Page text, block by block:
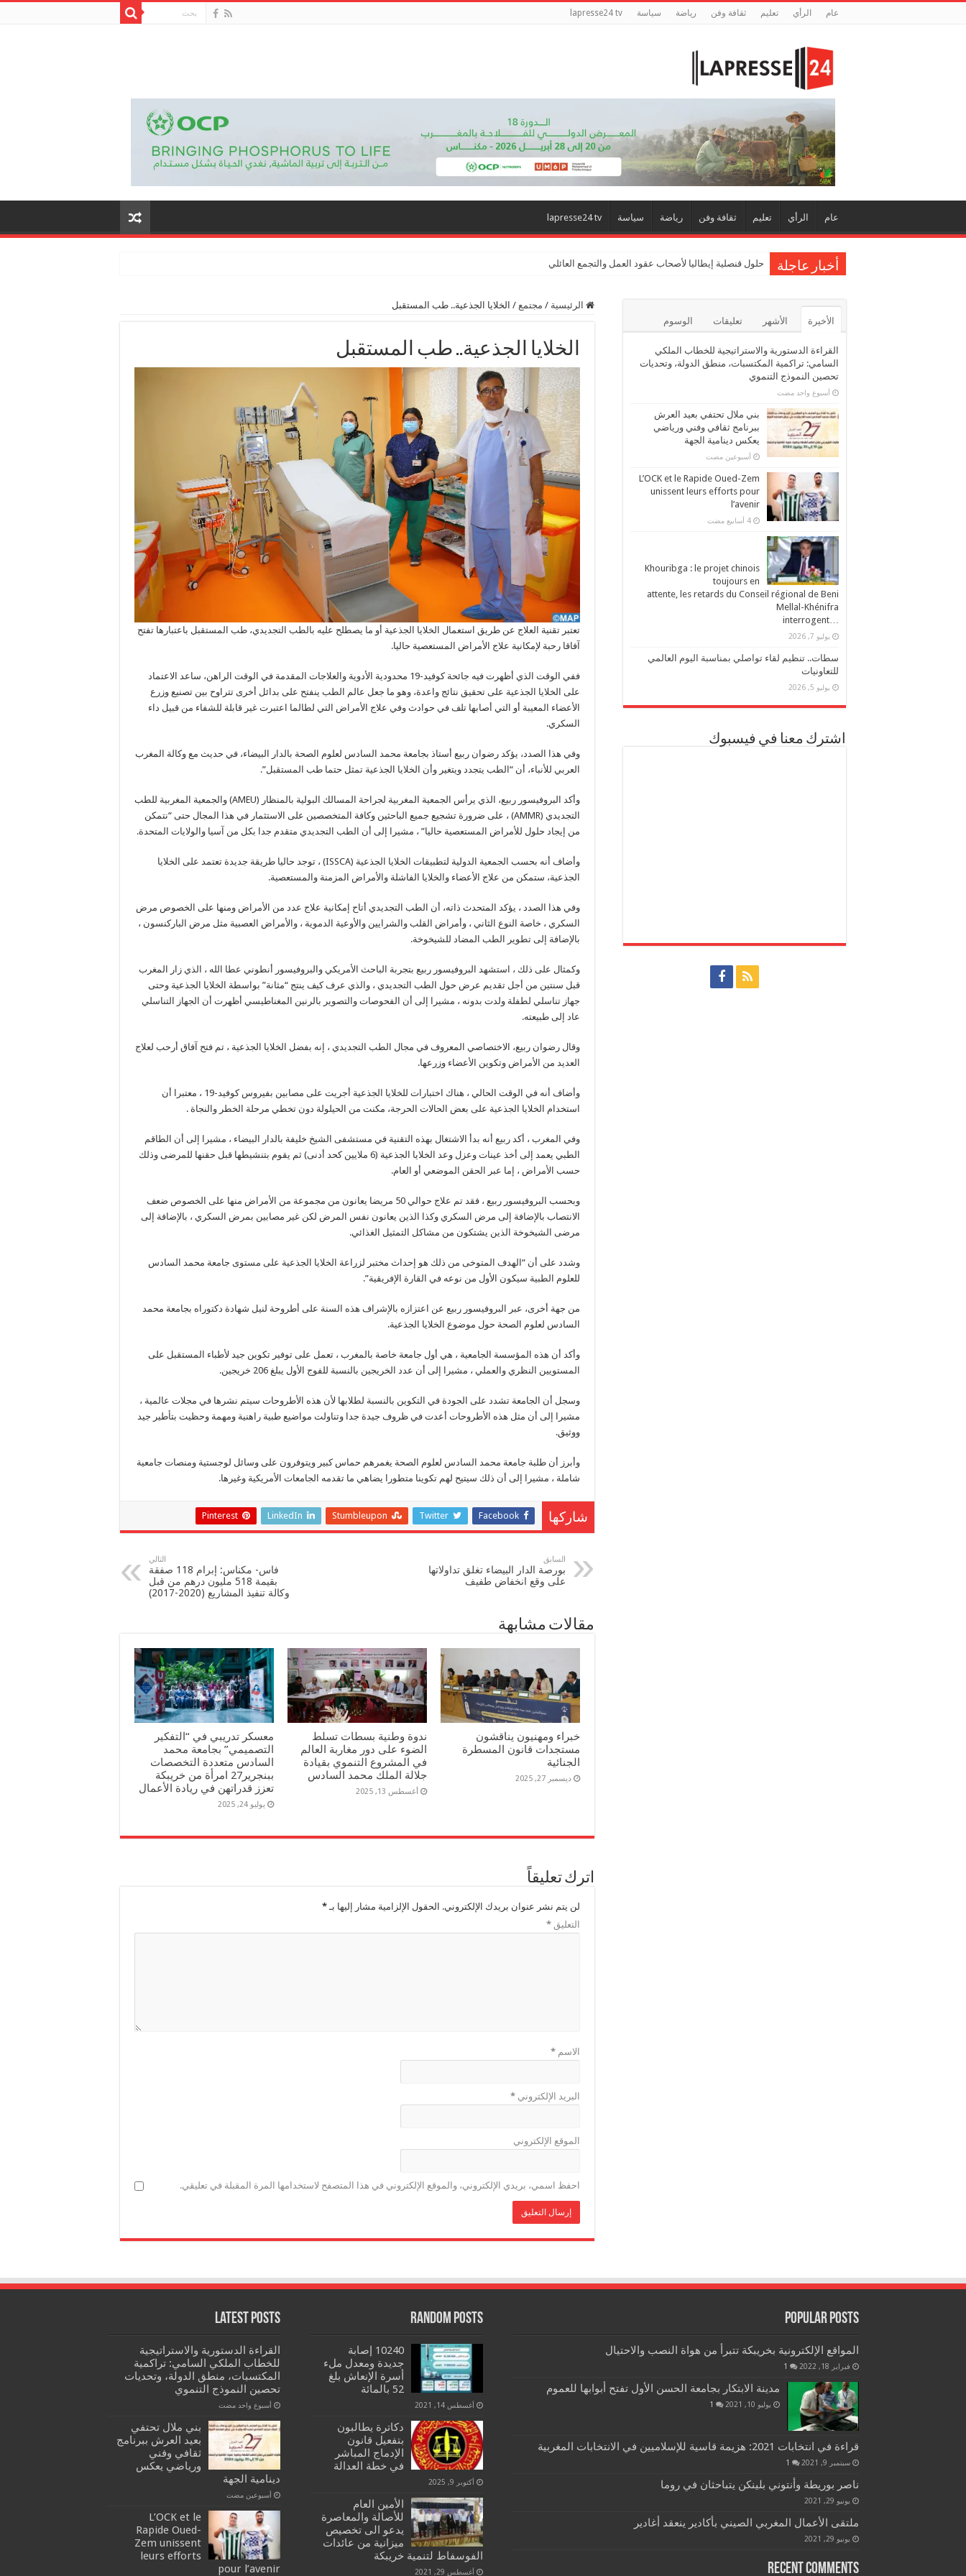
عام الرأي تعليم ثقافة وفن رياضة سياسة lapresse24 tv
عام الرأي تعليم ثقافة وفن رياضة سياسة lapresse24 tv
أخبار عاجلة حلول قنصلية إيطاليا لأصحاب عقود العمل والتجمع العائلي
الرئيسية / مجتمع / الخلايا الجذعية.. طب المستقبل
الخلايا الجذعية.. طب المستقبل
تعتبر تقنية العلاج عن طريق استعمال الخلايا الجذعية أو ما يصطلح عليه بالطب التجديدي، طب المستقبل باعتبارها تفتح
آفاقا رحبة لإمكانية علاج الأمراض المستعصية حاليا.
ففي الوقت الذي أظهرت فيه جائحة كوفيد-19 محدودية الأدوية والعلاجات المقدمة في الوقت الراهن، ساعد الاعتماد
على الخلايا الجذعية على تحقيق نتائج واعدة، وهو ما جعل عالم الطب ينفتح على بدائل أخرى تتراوح بين تصنيع وزرع
الأعضاء المعيبة أو التي أصابها تلف في حوادث وفي علاج الأمراض التي لطالما اعتبرت غير قابلة للشفاء من قبيل داء
السكري.
وفي هذا الصدد، يؤكد رضوان ربيع أستاذ بجامعة محمد السادس لعلوم الصحة بالدار البيضاء، في حديث مع وكالة المغرب
العربي للأنباء، أن “الطب يتجدد ويتغير وأن الخلايا الجذعية تمثل حتما طب المستقبل”.
وأكد البروفيسور ربيع، الذي يرأس الجمعية المغربية لجراحة المسالك البولية بالمنظار (AMEU) والجمعية المغربية للطب
التجديدي (AMMR) ، على ضرورة تشجيع جميع الباحثين وكافة المتخصصين على الاستثمار في هذا المجال حتى “نتمكن
من إيجاد حلول للأمراض المستعصية حاليا” ، مشيرا إلى أن الطب التجديدي متقدم جدا بكل من آسيا والولايات المتحدة.
وأضاف أنه بحسب الجمعية الدولية لتطبيقات الخلايا الجذعية (ISSCA) ، توجد حاليا طريقة جديدة تعتمد على الخلايا
الجذعية، ستمكن من علاج الأعضاء والخلايا الفاشلة والأمراض المزمنة والمستعصية.
وفي هذا الصدد ، يؤكد المتحدث ذاته، أن الطب التجديدي أتاح إمكانية علاج عدد من الأمراض ومنها على الخصوص مرض
السكري ، خاصة النوع الثاني ، وأمراض القلب والشرايين والأوعية الدموية ، والأمراض العصبية مثل مرض الباركنسون ،
بالإضافة إلى تطوير الطب المضاد للشيخوخة.
وكمثال على ذلك ، استشهد البروفيسور ربيع بتجربة الباحث الأمريكي والبروفيسور أنطوني عطا الله ، الذي زار المغرب
قبل سنتين من أجل تقديم عرض حول الطب التجديدي ، والذي عرف كيف ينتج “مثانة” بواسطة الخلايا الجذعية وحتى
جهاز تناسلي لطفلة ولدت بدونه ، مشيرا إلى أن الفحوصات والتصوير بالرنين المغناطيسي أظهرت أن الجهاز التناسلي
عاد إلى طبيعته.
وقال رضوان ربيع، الاختصاصي المعروف في مجال الطب التجديدي ، إنه بفضل الخلايا الجذعية ، تم فتح آفاق أرحب لعلاج
العديد من الأمراض وتكوين الأعضاء وزرعها.
وأضاف أنه في الوقت الحالي ، هناك اختبارات للخلايا الجذعية أجريت على مصابين بفيروس كوفيد-19 ، معتبرا أن
استخدام الخلايا الجذعية على بعض الحالات الحرجة، مكنت من الحيلولة دون تخطي مرحلة الخطر والنجاة .
وفي المغرب ، أكد ربيع أنه بدأ الاشتغال بهذه التقنية في مستشفى الشيخ خليفة بالدار البيضاء ، مشيرا إلى أن الطاقم
الطبي يعمد إلى أخذ عينات وعزل وعد الخلايا الجذعية (6 ملايين كحد أدنى) ثم يقوم بتنشيطها قبل حقنها للمرضى وذلك
حسب الأمراض ، إما عبر الحقن الموضعي أو العام.
وبحسب البروفيسور ربيع ، فقد تم علاج حوالي 50 مريضا يعانون من مجموعة من الأمراض منها على الخصوص ضعف
الانتصاب بالإضافة إلى مرض السكري وكذا الذين يعانون نفس المرض لكن غير مصابين بمرض السكري ، بالإضافة إلى
مرضى الشيخوخة الذين يشتكون من مشاكل التمثيل الغذائي.
وشدد على أن “الهدف المتوخى من ذلك هو إحداث مختبر لزراعة الخلايا الجذعية على مستوى جامعة محمد السادس
للعلوم الطبية سيكون الأول من نوعه في القارة الإفريقية”.
من جهة أخرى، عبر البروفيسور ربيع عن اعتزازه بالإشراف هذه السنة على أطروحة لنيل شهادة دكتوراه بجامعة محمد
السادس لعلوم الصحة حول موضوع الخلايا الجذعية.
وأكد أن هذه المؤسسة الجامعية ، هي أول جامعة خاصة بالمغرب ، تعمل على توفير تكوين جيد لأطباء المستقبل على
المستويين النظري والعملي ، مشيرا إلى أن عدد الخريجين بالنسبة للفوج الأول يبلغ 206 خريجين.
وسجل أن الجامعة تشدد على الجودة في التكوين بالنسبة لطلابها لأن هذه الأطروحات سيتم نشرها في مجلات عالمية ،
مشيرا إلى أن مثل هذه الأطروحات أعدت في ظروف جيدة جدا وتناولت مواضيع طبية راهنية ومهمة وحظيت بتأطير جيد
ووثيق.
وأبرز أن طلبة جامعة محمد السادس لعلوم الصحة يغمرهم حماس كبير ويتوفرون على وسائل لوجستية ومنصات جامعية
شاملة ، مشيرا إلى أن ذلك سيتيح لهم تكوينا متطورا يضاهي ما تقدمه الجامعات الأمريكية وغيرها.
شاركها Facebook
Twitter
Stumbleupon
LinkedIn
Pinterest
السابق
بورصة الدار البيضاء تغلق تداولاتها
على وقع انخفاض طفيف
التالي
فاس- مكناس: إبرام 118 صفقة
بقيمة 518 مليون درهم من قبل
وكالة تنفيذ المشاريع (2020-2017)
مقالات مشابهة
خبراء ومهنيون يناقشون
مستجدات قانون المسطرة
الجنائية
ديسمبر 27, 2025
ندوة وطنية بسطات تسلط
الضوء على دور مغاربة العالم
في المشروع التنموي بقيادة
جلالة الملك محمد السادس
أغسطس 13, 2025
معسكر تدريبي في “التفكير
التصميمي” بجامعة محمد
السادس متعددة التخصصات
ببنجرير27 امرأة من خريبكة
تعزز قدراتهن في ريادة الأعمال
يوليو 24, 2025
اترك تعليقاً
لن يتم نشر عنوان بريدك الإلكتروني. الحقول الإلزامية مشار إليها بـ *
التعليق *
الاسم *
البريد الإلكتروني *
الموقع الإلكتروني
احفظ اسمي، بريدي الإلكتروني، والموقع الإلكتروني في هذا المتصفح لاستخدامها المرة المقبلة في تعليقي.
الأخيرة الأشهر تعليقات الوسوم
القراءة الدستورية والاستراتيجية للخطاب الملكي
السامي: تراكمية المكتسبات، منطق الدولة، وتحديات
تحصين النموذج التنموي
‏أسبوع واحد مضت
بني ملال تحتفي بعيد العرش
ببرنامج ثقافي وفني ورياضي
يعكس دينامية الجهة
‏أسبوعين مضت
L’OCK et le Rapide Oued-Zem
unissent leurs efforts pour
l’avenir
Khouribga : le projet chinois
toujours en
attente, les retards du Conseil régional de Beni
Mellal-Khénifra
يوليو 7, 2026
سطات.. تنظيم لقاء تواصلي بمناسبة اليوم العالمي
للتعاونيات
يوليو 5, 2026
اشترك معنا في فيسبوك
Popular Posts
المواقع الإلكترونية بخريبكة تتبرأ من هواة النصب والاحتيال
فبراير 18, 2022 1
مدينة الابتكار بجامعة الحسن الأول تفتح أبوابها للعموم
يوليو 10, 2021 1
قراءة في انتخابات 2021: هزيمة قاسية للإسلاميين في الانتخابات المغربية
سبتمبر 9, 2021 1
ناصر بوريطة وأنتوني بلينكن يتباحثان في روما
يونيو 29, 2021
ملتقى الأعمال المغربي الصيني بأكادير ينعقد أغادير
يونيو 29, 2021
Recent Comments
Random Posts
10240 إصابة
جديدة ومعدل ملء
أسرة الإنعاش بلغ
52 بالمائة
أغسطس 14, 2021
دكاترة يطالبون
بتفعيل قانون
الإدماج المباشر
في خطة العدالة
أكتوبر 9, 2025
الأمين العام
للأصالة والمعاصرة
يدعو الى تخصيص
ميزانية من عائدات
الفوسفاط لتنمية خريبكة
أغسطس 29, 2021
Latest Posts
القراءة الدستورية والاستراتيجية
للخطاب الملكي السامي: تراكمية
المكتسبات، منطق الدولة، وتحديات
تحصين النموذج التنموي
‏أسبوع واحد مضت
بني ملال تحتفي
بعيد العرش ببرنامج
ثقافي وفني
ورياضي يعكس
دينامية الجهة
‏أسبوعين مضت
L’OCK et le
Rapide Oued-
Zem unissent
leurs efforts
pour l’avenir